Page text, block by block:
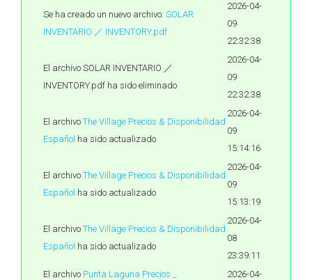
Se ha creado un nuevo archivo: SOLAR
INVENTARIO ／ INVENTORY.pdf
2026-04-
09
22:32:38
El archivo SOLAR INVENTARIO ／
INVENTORY.pdf ha sido eliminado
2026-04-
09
22:32:38
El archivo The Village Precios & Disponibilidad
Español ha sido actualizado
2026-04-
09
15:14:16
El archivo The Village Precios & Disponibilidad
Español ha sido actualizado
2026-04-
09
15:13:19
El archivo The Village Precios & Disponibilidad
Español ha sido actualizado
2026-04-
08
23:39:11
El archivo Punta Laguna Precios _
2026-04-